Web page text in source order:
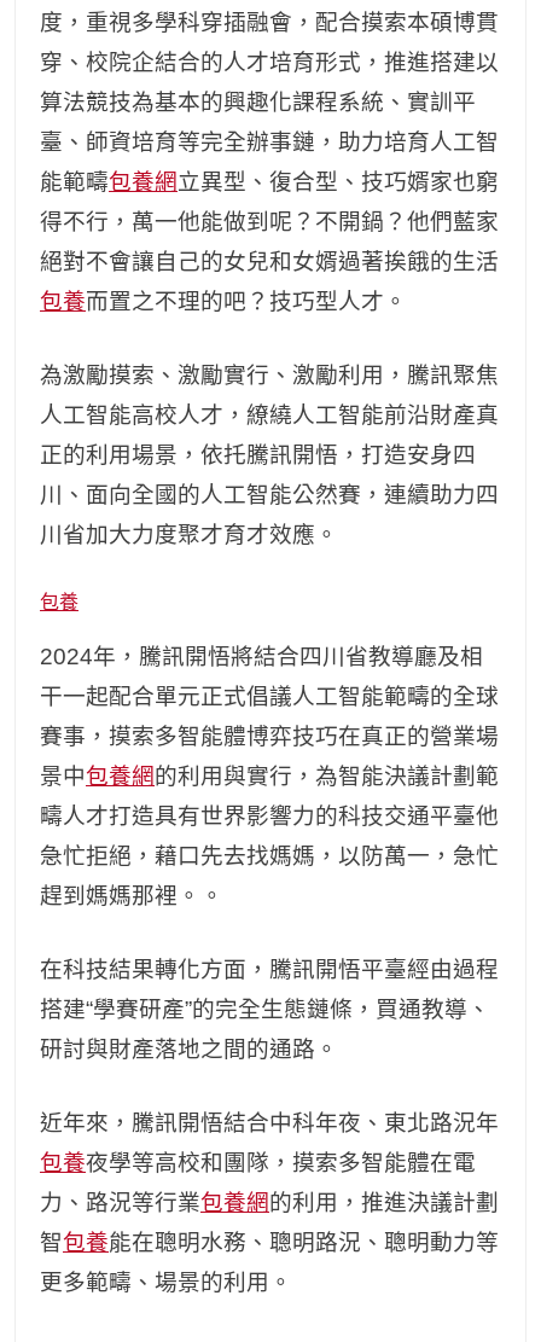
度，重視多學科穿插融會，配合摸索本碩博貫
穿、校院企結合的人才培育形式，推進搭建以
算法競技為基本的興趣化課程系統、實訓平
臺、師資培育等完全辦事鏈，助力培育人工智
能範疇包養網立異型、復合型、技巧婿家也窮
得不行，萬一他能做到呢？不開鍋？他們藍家
絕對不會讓自己的女兒和女婿過著挨餓的生活
包養而置之不理的吧？技巧型人才。
為激勵摸索、激勵實行、激勵利用，騰訊聚焦
人工智能高校人才，繚繞人工智能前沿財產真
正的利用場景，依托騰訊開悟，打造安身四
川、面向全國的人工智能公然賽，連續助力四
川省加大力度聚才育才效應。
包養
2024年，騰訊開悟將結合四川省教導廳及相
干一起配合單元正式倡議人工智能範疇的全球
賽事，摸索多智能體博弈技巧在真正的營業場
景中包養網的利用與實行，為智能決議計劃範
疇人才打造具有世界影響力的科技交通平臺他
急忙拒絕，藉口先去找媽媽，以防萬一，急忙
趕到媽媽那裡。。
在科技結果轉化方面，騰訊開悟平臺經由過程
搭建“學賽研產”的完全生態鏈條，買通教導、
研討與財產落地之間的通路。
近年來，騰訊開悟結合中科年夜、東北路況年
包養夜學等高校和團隊，摸索多智能體在電
力、路況等行業包養網的利用，推進決議計劃
智包養能在聰明水務、聰明路況、聰明動力等
更多範疇、場景的利用。